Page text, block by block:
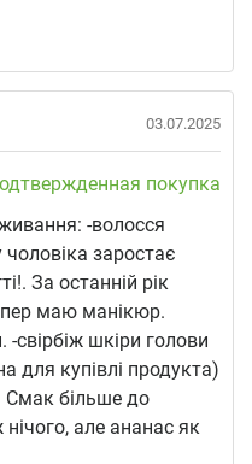
03.07.2025
покупка
-волосся
чоловіка заростає
За останній рік
маю манікюр.
-свірбіж шкіри голови
для купівлі продукта)
Смак більше до
але ананас як